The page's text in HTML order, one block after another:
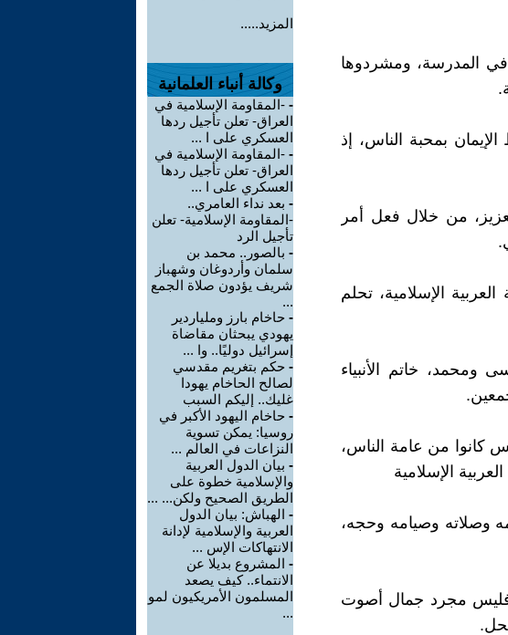
في المدرسة، ومشردوها
بمحبة الناس، إذ
من خلال فعل أمر
الإسلامية، تحلم
ومحمد، خاتم الأنبياء
كانوا من عامة الناس،
الإسلامية
وصلاته وصيامه وحجه،
فليس مجرد جمال أصوت
المزيد.....
وكالة أنباء العلمانية
- -المقاومة الإسلامية في
العراق- تعلن تأجيل ردها
العسكري على ا ...
- -المقاومة الإسلامية في
العراق- تعلن تأجيل ردها
العسكري على ا ...
- بعد نداء العامري..
-المقاومة الإسلامية- تعلن
تأجيل الرد
- بالصور.. محمد بن
سلمان وأردوغان وشهباز
شريف يؤدون صلاة الجمع
...
- حاخام بارز وملياردير
يهودي يبحثان مقاضاة
إسرائيل دوليًا.. وا ...
- حكم بتغريم مقدسي
لصالح الحاخام يهودا
غليك.. إليكم السبب
- حاخام اليهود الأكبر في
روسيا: يمكن تسوية
النزاعات في العالم ...
- بيان الدول العربية
والإسلامية خطوة على
الطريق الصحيح ولكن... ...
- الهباش: بيان الدول
العربية والإسلامية لإدانة
الانتهاكات الإس ...
- المشروع بديلا عن
الانتماء.. كيف يصعد
المسلمون الأمريكيون لمو
...